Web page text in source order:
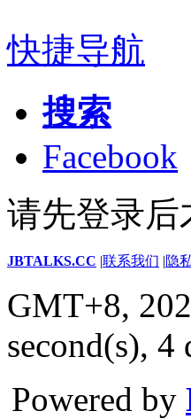
快捷导航
搜索
Facebook
请先登录后
JBTALKS.CC |联系我们 |隐
GMT+8,
second(s), 4
Powered by